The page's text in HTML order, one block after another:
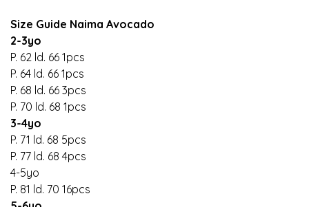
Size Guide Naima Avocado
2-3yo
P. 62 ld. 66 1pcs
P. 64 ld. 66 1pcs
P. 68 ld. 66 3pcs
P. 70 ld. 68 1pcs
3-4yo
P. 71 ld. 68 5pcs
P. 77 ld. 68 4pcs
4-5yo
P. 81 ld. 70 16pcs